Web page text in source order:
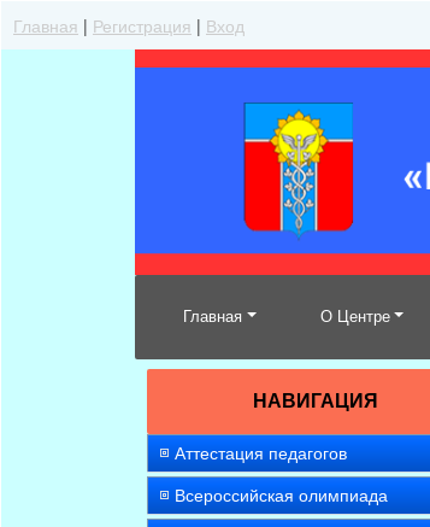
Главная | Регистрация | Вход
Главная О Центре
НАВИГАЦИЯ
Аттестация педагогов
Всероссийская олимпиада